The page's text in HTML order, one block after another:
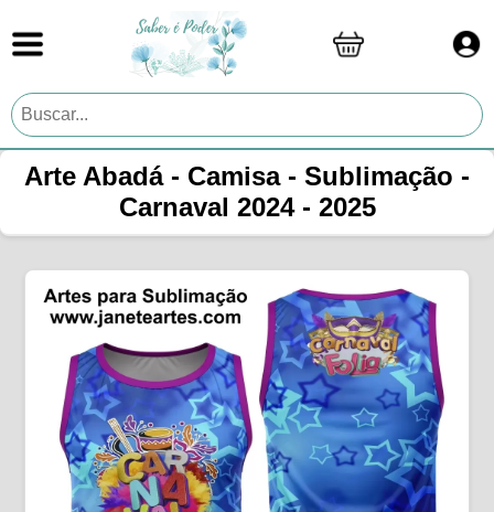
Arte Abadá - Camisa - Sublimação -
Carnaval 2024 - 2025